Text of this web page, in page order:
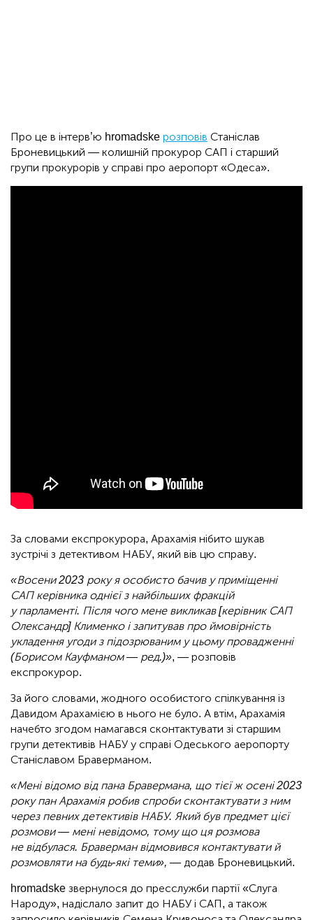
Про це в інтерв’ю hromadske розповів Станіслав
Броневицький — колишній прокурор САП і старший
групи прокурорів у справі про аеропорт «Одеса».
За словами експрокурора, Арахамія нібито шукав
зустрічі з детективом НАБУ, який вів цю справу.
«Восени 2023 року я особисто бачив у приміщенні
САП керівника однієї з найбільших фракцій
у парламенті. Після чого мене викликав [керівник САП
Олександр] Клименко і запитував про ймовірність
укладення угоди з підозрюваним у цьому провадженні
(Борисом Кауфманом — ред.)», — розповів
експрокурор.
За його словами, жодного особистого спілкування із
Давидом Арахамією в нього не було. А втім, Арахамія
начебто згодом намагався сконтактувати зі старшим
групи детективів НАБУ у справі Одеського аеропорту
Станіславом Браверманом.
«Мені відомо від пана Бравермана, що тієї ж осені 2023
року пан Арахамія робив спроби сконтактувати з ним
через певних детективів НАБУ. Який був предмет цієї
розмови — мені невідомо, тому що ця розмова
не відбулася. Браверман відмовився контактувати й
розмовляти на будь-які теми», — додав Броневицький.
hromadske звернулося до пресслужби партії «Слуга
Народу», надіслало запит до НАБУ і САП, а також